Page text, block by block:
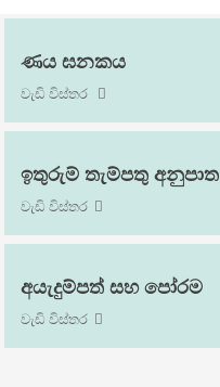
ණය ඝනකය
වැඩි විස්තර
ඉතුරුම් තැම්පතු අනුපාත
වැඩි විස්තර
අයැදුම්පත් සහ පෝරම
වැඩි විස්තර